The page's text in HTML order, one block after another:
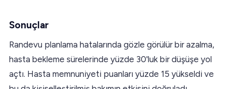
Sonuçlar
Randevu planlama hatalarında gözle görülür bir azalma,
hasta bekleme sürelerinde yüzde 30'luk bir düşüşe yol
açtı. Hasta memnuniyeti puanları yüzde 15 yükseldi ve